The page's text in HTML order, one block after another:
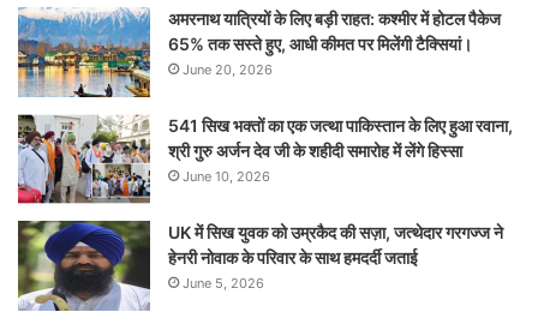
अमरनाथ यात्रियों के लिए बड़ी राहत: कश्मीर में होटल पैकेज
65% तक सस्ते हुए, आधी कीमत पर मिलेंगी टैक्सियां।
June 20, 2026
541 सिख भक्तों का एक जत्था पाकिस्तान के लिए हुआ रवाना,
श्री गुरु अर्जन देव जी के शहीदी समारोह में लेंगे हिस्सा
June 10, 2026
UK में सिख युवक को उम्रकैद की सज़ा, जत्थेदार गरगज्ज ने
हेनरी नोवाक के परिवार के साथ हमदर्दी जताई
June 5, 2026